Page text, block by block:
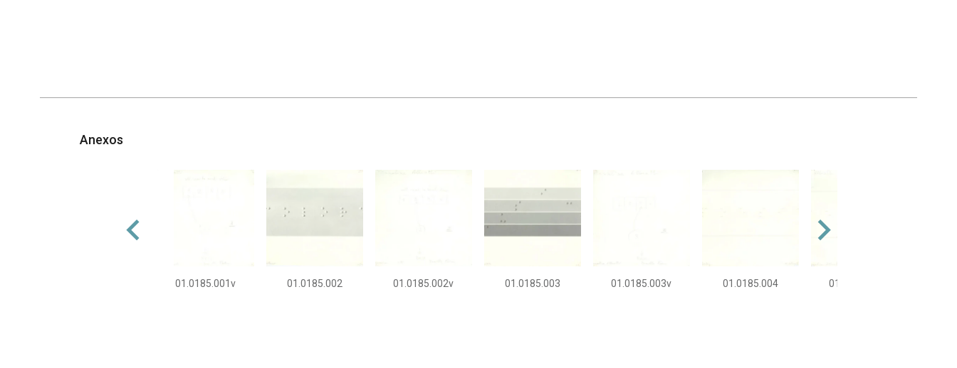
Anexos
01.0185.001v 01.0185.002 01.0185.002v 01.0185.003 01.0185.003v 01.0185.004 01.0185.004v